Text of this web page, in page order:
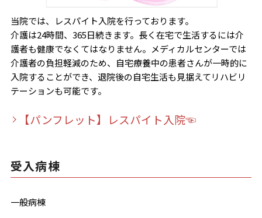
当院では、レスパイト入院を行っております。
介護は24時間、365日続きます。長く在宅で生活するには介
護者も健康でなくてはなりません。メディカルセンターでは
介護者の負担軽減のため、自宅療養中の患者さんが一時的に
入院することができ、退院後の自宅生活も見据えてリハビリ
テーションも可能です。
【パンフレット】レスパイト入院☜
受入病棟
一般病棟